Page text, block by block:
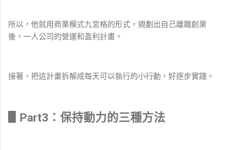
所以，他就用商業模式九宮格的形式，規劃出自己離職創業
後，一人公司的營運和盈利計畫。
接著，把這計畫拆解成每天可以執行的小行動，好逐步實踐。
▋Part3：保持動力的三種方法